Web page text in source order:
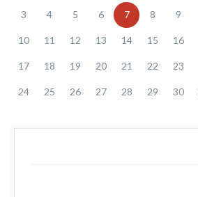
3 4 5 6 7 8 9
10 11 12 13 14 15 16
17 18 19 20 21 22 23
24 25 26 27 28 29 30